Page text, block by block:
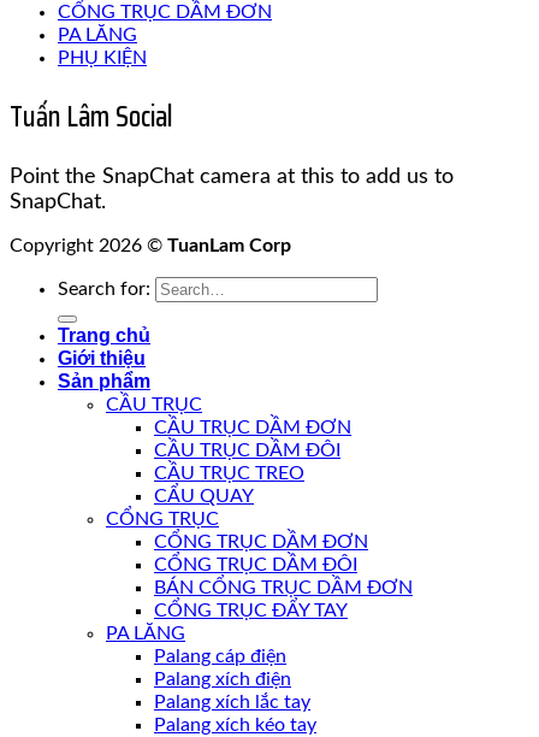
CỔNG TRỤC DẦM ĐƠN
PA LĂNG
PHỤ KIỆN
Tuấn Lâm Social
Point the SnapChat camera at this to add us to
SnapChat.
Copyright 2026 © TuanLam Corp
Search for:
Trang chủ
Giới thiệu
Sản phẩm
CẦU TRỤC
CẦU TRỤC DẦM ĐƠN
CẦU TRỤC DẦM ĐÔI
CẦU TRỤC TREO
CẨU QUAY
CỔNG TRỤC
CỔNG TRỤC DẦM ĐƠN
CỔNG TRỤC DẦM ĐÔI
BÁN CỔNG TRỤC DẦM ĐƠN
CỔNG TRỤC ĐẨY TAY
PA LĂNG
Palang cáp điện
Palang xích điện
Palang xích lắc tay
Palang xích kéo tay